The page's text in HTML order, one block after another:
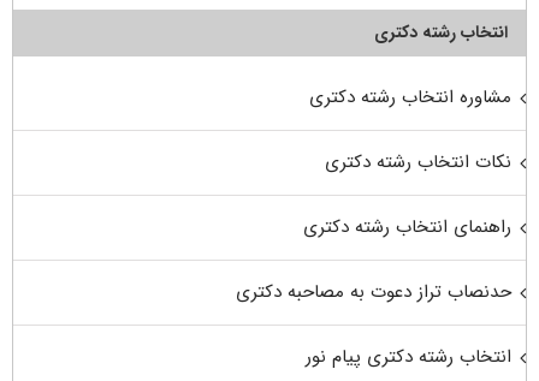
انتخاب رشته دکتری
مشاوره انتخاب رشته دکتری
نکات انتخاب رشته دکتری
راهنمای انتخاب رشته دکتری
حدنصاب تراز دعوت به مصاحبه دکتری
انتخاب رشته دکتری پیام نور